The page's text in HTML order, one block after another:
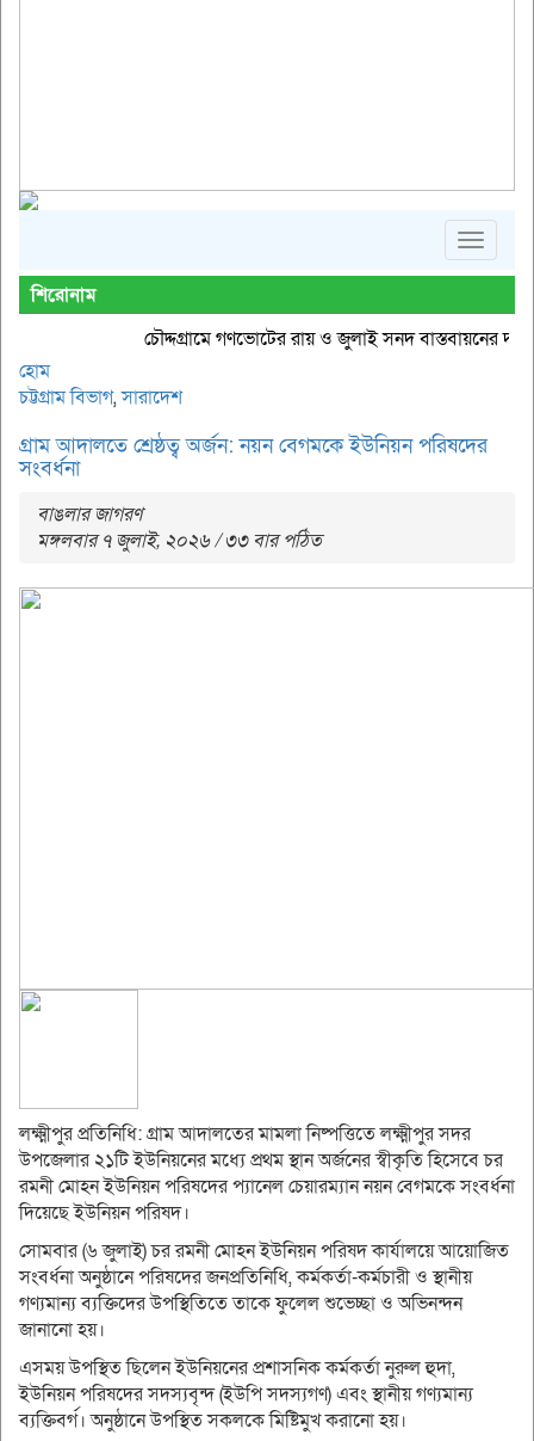
Toggle
শিরোনাম
চৌদ্দগ্রামে গণভোটের রায় ও জুলাই সনদ বাস্তবায়নের দাবিতে
হোম
চট্টগ্রাম বিভাগ,সারাদেশ
গ্রাম আদালতে শ্রেষ্ঠত্ব অর্জন: নয়ন বেগমকে ইউনিয়ন পরিষদের
সংবর্ধনা
বাঙলার জাগরণ
মঙ্গলবার ৭ জুলাই, ২০২৬ / ৩৩ বার পঠিত
লক্ষ্মীপুর প্রতিনিধি: গ্রাম আদালতের মামলা নিষ্পত্তিতে লক্ষ্মীপুর সদর
উপজেলার ২১টি ইউনিয়নের মধ্যে প্রথম স্থান অর্জনের স্বীকৃতি হিসেবে চর
রমনী মোহন ইউনিয়ন পরিষদের প্যানেল চেয়ারম্যান নয়ন বেগমকে সংবর্ধনা
দিয়েছে ইউনিয়ন পরিষদ।
সোমবার (৬ জুলাই) চর রমনী মোহন ইউনিয়ন পরিষদ কার্যালয়ে আয়োজিত
সংবর্ধনা অনুষ্ঠানে পরিষদের জনপ্রতিনিধি, কর্মকর্তা-কর্মচারী ও স্থানীয়
গণ্যমান্য ব্যক্তিদের উপস্থিতিতে তাকে ফুলেল শুভেচ্ছা ও অভিনন্দন
জানানো হয়।
এসময় উপস্থিত ছিলেন ইউনিয়নের প্রশাসনিক কর্মকর্তা নুরুল হুদা,
ইউনিয়ন পরিষদের সদস্যবৃন্দ (ইউপি সদস্যগণ) এবং স্থানীয় গণ্যমান্য
ব্যক্তিবর্গ। অনুষ্ঠানে উপস্থিত সকলকে মিষ্টিমুখ করানো হয়।